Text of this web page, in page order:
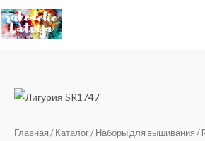
Перейти
к
содержимому
Главная / Каталог/ Наборы для вышивания /
Количество
Лигурия